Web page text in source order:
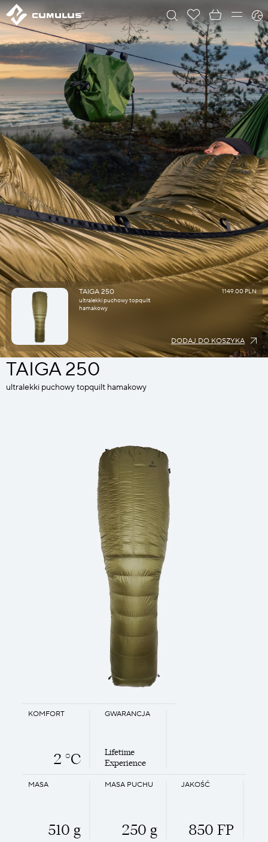
TAIGA 250
ultralekki puchowy topquilt
hamakowy
1149.00 PLN
DODAJ DO KOSZYKA
TAIGA 250
ultralekki puchowy topquilt hamakowy
MASA
510 g
JAKOŚĆ
850 FP
MASA PUCHU
250 g
KOMFORT
2 °C
GWARANCJA
Lifetime
Experience